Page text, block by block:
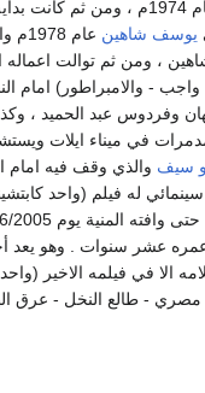
الاول
يوسف شاهين
، ومن ثم توالت اعماله
واجب - والامبراطور) امام
وفردوس عبد الحميد ،
في ميناء ايلات
سيف والذي وقف فيه
له فيلم (واحد
عمره عشر سنوات . وهو يعد
الا في فيلمه الاخير
مصري - طالع النخل - عرق